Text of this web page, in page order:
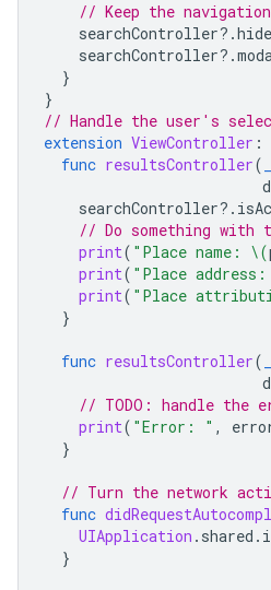
// Keep the
searchController?.
searchController?.
}
}
// Handle the user's
extension ViewController :
func resultsController(
searchController?.
// Do something with
print( "Place name: \(
print( "Place address:
print( "Place
}
func resultsController(
// TODO: handle the
print( "Error: " ,
}
// Turn the network
func
UIApplication . shared .
}